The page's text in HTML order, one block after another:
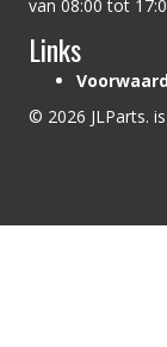
van 08:00 tot
Links
© 2026 JLParts.